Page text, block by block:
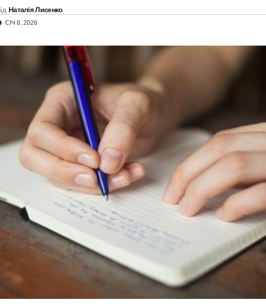
Наталія Лисенко
СІЧ 8, 2026